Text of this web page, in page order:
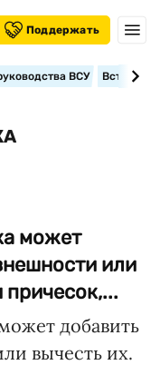
Поддержать
ВСУ
может
или
добавить
вычесть их.